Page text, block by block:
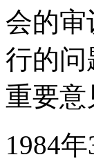
会的
行的问
重要意
1984